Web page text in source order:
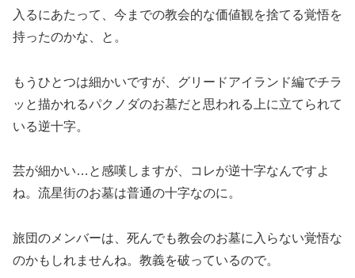
入るにあたって、今までの教会的な価値観を捨てる覚悟を
持ったのかな、と。
もうひとつは細かいですが、グリードアイランド編でチラ
ッと描かれるパクノダのお墓だと思われる上に立てられて
いる逆十字。
芸が細かい…と感嘆しますが、コレが逆十字なんですよ
ね。流星街のお墓は普通の十字なのに。
旅団のメンバーは、死んでも教会のお墓に入らない覚悟な
のかもしれませんね。教義を破っているので。